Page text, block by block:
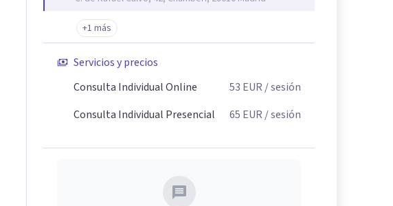
+1 más
Servicios y precios
Consulta Individual Online
53 EUR / sesión
Consulta Individual Presencial
65 EUR / sesión